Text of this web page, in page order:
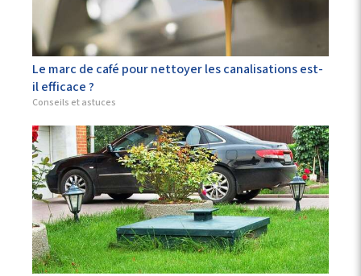
Le marc de café pour nettoyer les canalisations est-
il efficace ?
Conseils et astuces